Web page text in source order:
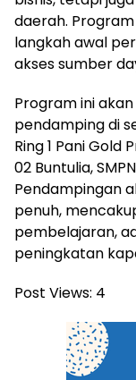
daerah.
langkah awal
akses sumber
Program ini
pendamping di
Ring 1 Pani Gold
02 Buntulia,
Pendampingan
penuh,
pembelajaran,
peningkatan
Post Views: 4